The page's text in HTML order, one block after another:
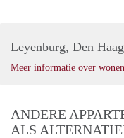
Leyenburg, Den Haag
Meer informatie over
ANDERE
ALS